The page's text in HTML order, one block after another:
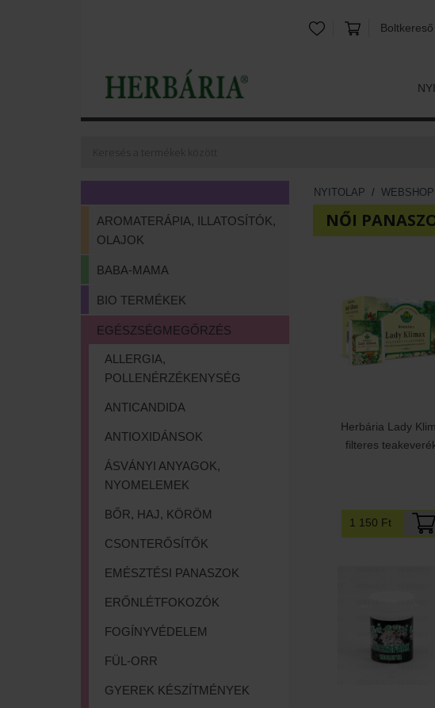
Boltkereső
AROMATERÁPIA, ILLATOSÍTÓK,
OLAJOK
BABA-MAMA
BIO TERMÉKEK
EGÉSZSÉGMEGŐRZÉS
ALLERGIA,
POLLENÉRZÉKENYSÉG
ANTICANDIDA
ANTIOXIDÁNSOK
ÁSVÁNYI ANYAGOK,
NYOMELEMEK
BŐR, HAJ, KÖRÖM
CSONTERŐSÍTŐK
EMÉSZTÉSI PANASZOK
ERŐNLÉTFOKOZÓK
FOGÍNYVÉDELEM
FÜL-ORR
GYEREK KÉSZÍTMÉNYEK
NYITOLAP / WEBSHOP
NŐI
Herbária Lady
filteres
1 150 Ft